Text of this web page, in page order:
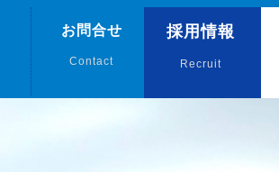
お問合せ
Contact
採用情報
Recruit